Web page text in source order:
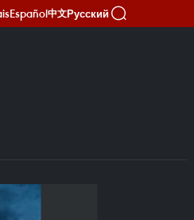
Español中文Русский